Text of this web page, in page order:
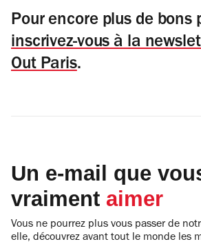
Pour encore plus de bons
inscrivez-vous à la
Out Paris.
Un e-mail que
vraiment aimer
Vous ne pourrez plus vous passer de
elle, découvrez avant tout le monde les